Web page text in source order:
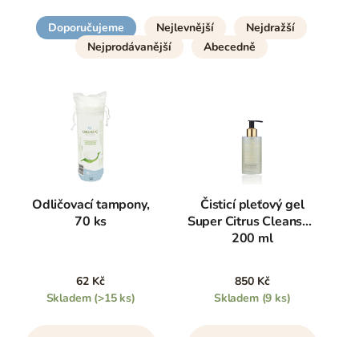
Doporučujeme Nejlevnější
Nejdražší
Nejprodávanější
Abecedně
Odličovací tampony,
70 ks
62 Kč
Skladem (>15 ks)
Čisticí pleťový gel
Super Citrus Cleanser,
200 ml
850 Kč
Skladem (9 ks)